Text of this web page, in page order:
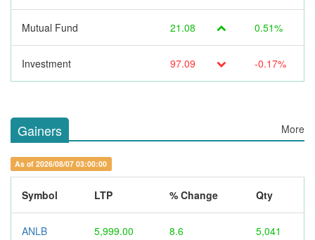
Mutual Fund 21.08 0.51%
Investment 97.09 -0.17%
Gainers More
As of 2026/08/07 03:00:00
Symbol LTP % Change Qty
ANLB 5,999.00 8.6 5,041